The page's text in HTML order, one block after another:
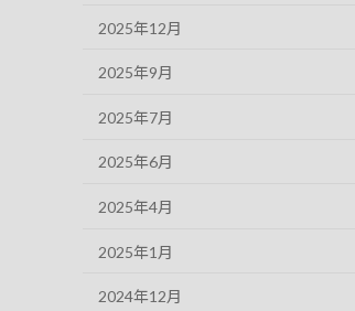
2025年12月
2025年9月
2025年7月
2025年6月
2025年4月
2025年1月
2024年12月